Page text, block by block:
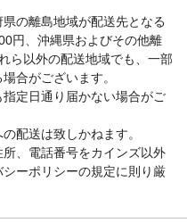
の離島地域が配送先となる
円、沖縄県およびその他離
ら以外の配送地域でも、一部
合がございます。
定日通り届かない場合がご
配送は致しかねます。
、電話番号をカインズ以外
ーポリシーの規定に則り厳